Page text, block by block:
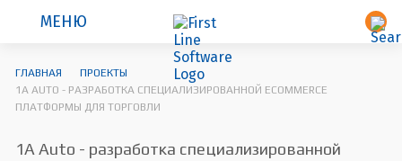
МЕНЮ
ГЛАВНАЯ
ПРОЕКТЫ
1A AUTO - РАЗРАБОТКА СПЕЦИАЛИЗИРОВАННОЙ ECOMMERCE
ПЛАТФОРМЫ ДЛЯ ТОРГОВЛИ
1A Auto - разработка специализированной